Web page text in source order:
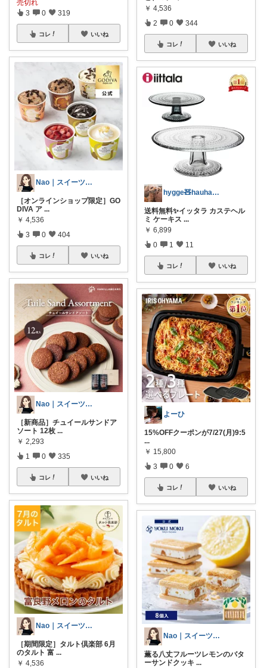
売切れ
3 0 319
コレ いいね
Nao｜スイーツROOM🍰
［オンラインショップ限定］GO
DIVA ア ...
￥ 4,536
3 0 404
コレ いいね
Nao｜スイーツROOM🍰
［新商品］チュイールサンドア
ソート 12枚 ...
￥ 2,293
1 0 335
コレ いいね
Nao｜スイーツROOM🍰
［期間限定］タルト倶楽部 6月
のタルト 富 ...
￥ 4,536
￥ 4,536
2 0 344
コレ いいね
hygge🧸hauhau🐕🐈‍⬛
送料無料✨イッタラ カステヘル
ミ ケーキス ...
￥ 6,899
0 1 11
コレ いいね
よーひ
15%OFFクーポンが7/27(月)9:5
...
￥ 15,800
3 0 6
コレ いいね
Nao｜スイーツROOM🍰
薫る八丈フルーツレモンのバタ
ーサンドクッキ ...